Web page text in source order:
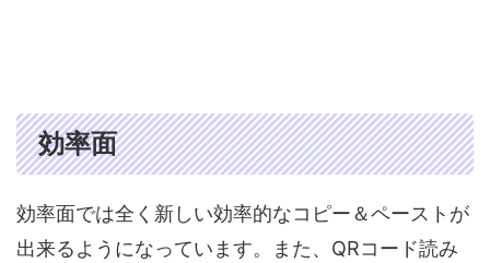
効率面
効率面では全く新しい効率的なコピー＆ペーストが
出来るようになっています。また、QRコード読み